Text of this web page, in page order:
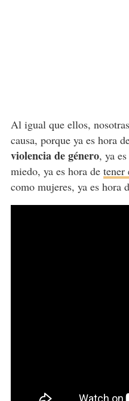
Al igual que ellos,
causa, porque ya es hora
violencia de género, ya
miedo, ya es hora de tener
como mujeres, ya es hora